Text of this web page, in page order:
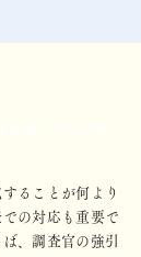
ることが何より
の対応も重要で
、調査官の強引